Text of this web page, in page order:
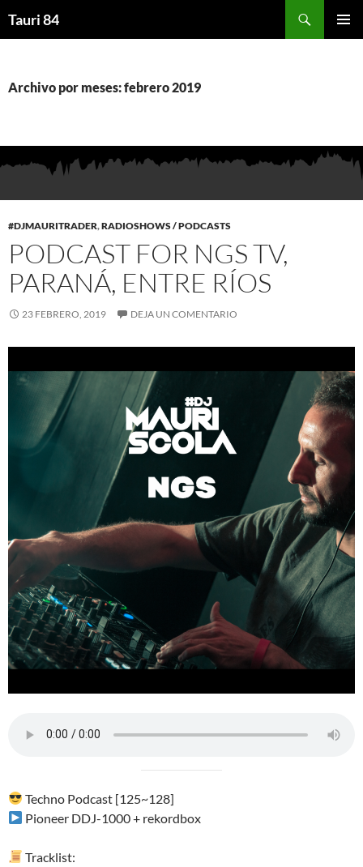
Tauri 84
Archivo por meses: febrero 2019
#DJMAURITRADER,RADIOSHOWS / PODCASTS
PODCAST FOR NGS TV,
PARANÁ, ENTRE RÍOS
23 FEBRERO, 2019 DEJA UN COMENTARIO
Techno Podcast [125~128]
Pioneer DDJ-1000 + rekordbox
Tracklist: